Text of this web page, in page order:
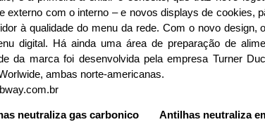
externo com o interno – e novos displays de cookies,
à qualidade do menu da rede. Com o novo
digital. Há ainda uma área de preparação de
da marca foi desenvolvida pela empresa Turner
ambas norte-americanas.
Antilhas neutraliza